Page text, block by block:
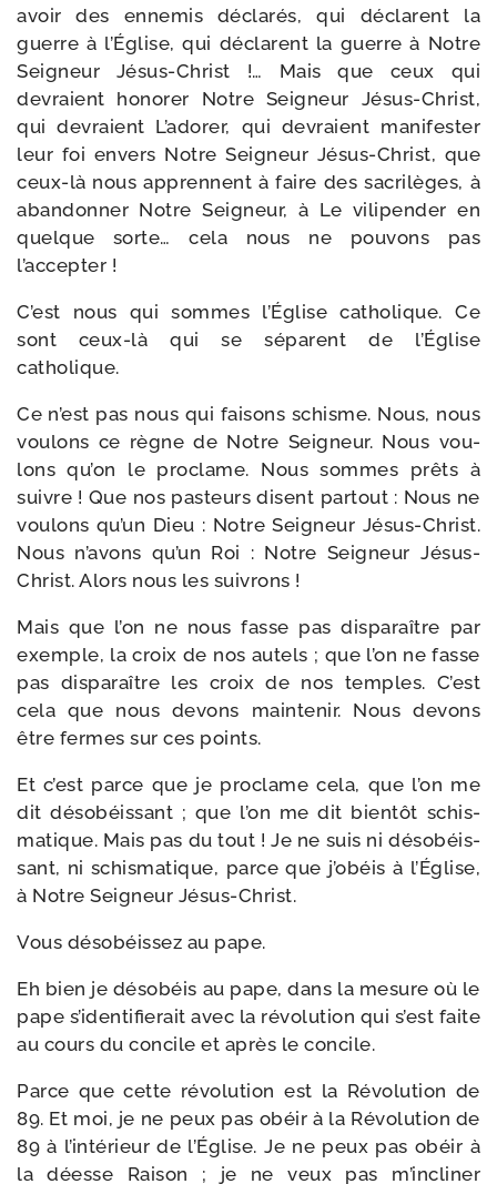
avoir des enne­mis décla­rés, qui déclarent la
guerre à l’Église, qui déclarent la guerre à Notre
Seigneur Jésus-​Christ !… Mais que ceux qui
devraient hono­rer Notre Seigneur Jésus-​Christ,
qui devraient L’adorer, qui devraient mani­fes­ter
leur foi envers Notre Seigneur Jésus-​Christ, que
ceux-​là nous apprennent à faire des sacri­lèges, à
aban­don­ner Notre Seigneur, à Le vili­pen­der en
quelque sorte… cela nous ne pou­vons pas
l’accepter !
C’est nous qui sommes l’Église catho­lique. Ce
sont ceux-​là qui se séparent de l’Église
catholique.
Ce n’est pas nous qui fai­sons schisme. Nous, nous
vou­lons ce règne de Notre Seigneur. Nous vou­
lons qu’on le pro­clame. Nous sommes prêts à
suivre ! Que nos pas­teurs disent par­tout : Nous ne
vou­lons qu’un Dieu : Notre Seigneur Jésus-​Christ.
Nous n’avons qu’un Roi : Notre Seigneur Jésus-​
Christ. Alors nous les suivrons !
Mais que l’on ne nous fasse pas dis­pa­raître par
exemple, la croix de nos autels ; que l’on ne fasse
pas dis­pa­raître les croix de nos temples. C’est
cela que nous devons main­te­nir. Nous devons
être fermes sur ces points.
Et c’est parce que je pro­clame cela, que l’on me
dit déso­béis­sant ; que l’on me dit bien­tôt schis­
ma­tique. Mais pas du tout ! Je ne suis ni déso­béis­
sant, ni schis­ma­tique, parce que j’obéis à l’Église,
à Notre Seigneur Jésus-Christ.
Vous déso­béis­sez au pape.
Eh bien je déso­béis au pape, dans la mesure où le
pape s’identifierait avec la révo­lu­tion qui s’est faite
au cours du concile et après le concile.
Parce que cette révo­lu­tion est la Révolution de
89. Et moi, je ne peux pas obéir à la Révolution de
89 à l’intérieur de l’Église. Je ne peux pas obéir à
la déesse Raison ; je ne veux pas m’incliner